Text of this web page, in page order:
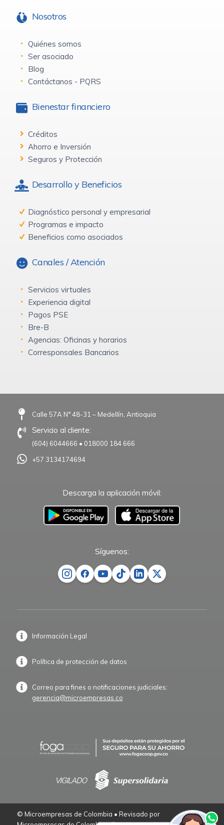
Nosotros
Quiénes somos
Ser asociado
Blog
Contáctanos - PQRS
Bienestar financiero
Créditos
Ahorro e Inversión
Seguros y Protección
Desarrollo y Beneficios
Diagnóstico personal y empresarial
Programas e impacto
Beneficios como asociados
Canales / Atención
Servicios virtuales
Experiencia digital
Pagos PSE
Bre-B
Agencias: Oficinas y horarios
Corresponsales Bancarios
Calle 57A N° 48-31 – Medellín, Antioquia
Servicio al cliente:
(604) 6044666 • 018000 184 666
+57 3134174694
Descarga la aplicación móvil:
–
Síguenos:
Información Legal
Política de protección de datos
Correo para fines o notificaciones judiciales:
gerencia@microempresas.co
© Microempresas de Colombia • Revisado por